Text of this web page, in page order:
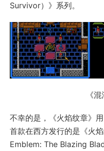
Survivor）》系列。
《
不幸的是，《火焰纹章》
首款在西方发行的是《火
Emblem: The Blazing